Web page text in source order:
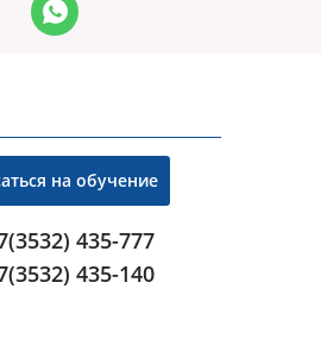
на обучение
435-777
435-140